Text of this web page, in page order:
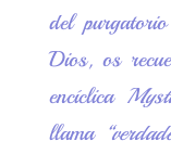
del
Dios, os
encíclica
llama